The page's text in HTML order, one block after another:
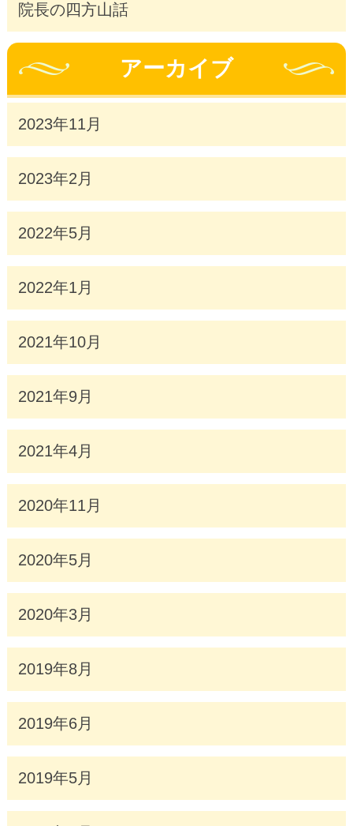
院長の四方山話
アーカイブ
2023年11月
2023年2月
2022年5月
2022年1月
2021年10月
2021年9月
2021年4月
2020年11月
2020年5月
2020年3月
2019年8月
2019年6月
2019年5月